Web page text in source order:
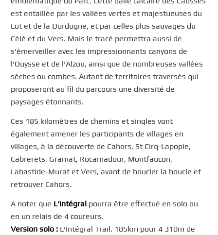
est entaillée par les vallées vertes et majestueuses du
Lot et de la Dordogne, et par celles plus sauvages du
Célé et du Vers. Mais le tracé permettra aussi de
s’émerveiller avec les impressionnants canyons de
l’Ouysse et de l’Alzou, ainsi que de nombreuses vallées
sèches ou combes. Autant de territoires traversés qui
proposeront au fil du parcours une diversité de
paysages étonnants.
Ces 185 kilomètres de chemins et singles vont
également amener les participants de villages en
villages, à la découverte de Cahors, St Cirq-Lapopie,
Cabrerets, Gramat, Rocamadour, Montfaucon,
Labastide-Murat et Vers, avant de boucler la boucle et
retrouver Cahors.
A noter que L’Intégral pourra être effectué en solo ou
en un relais de 4 coureurs.
Version solo : L’Intégral Trail. 185km pour 4 310m de